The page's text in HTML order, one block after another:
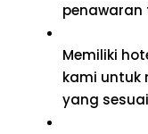
Memiliki
kami untuk
yang